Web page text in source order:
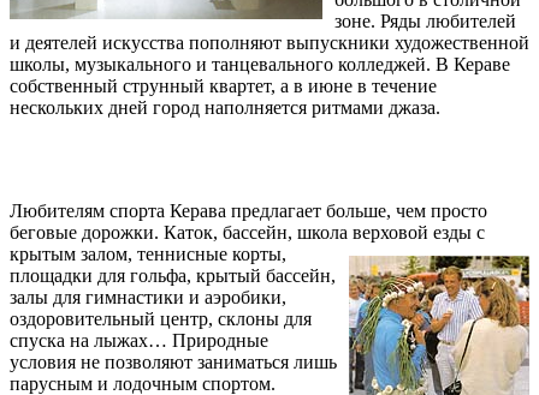
зоне. Ряды любителей
и деятелей искусства пополняют выпускники художественной
школы, музыкального и танцевального колледжей. В Кераве
собственный струнный квартет, а в июне в течение
нескольких дней город наполняется ритмами джаза.
Любителям спорта Керава предлагает больше, чем просто
беговые дорожки. Каток, бассейн, школа верховой езды с
крытым залом, теннисные корты,
площадки для гольфа, крытый бассейн,
залы для гимнастики и аэробики,
оздоровительный центр, склоны для
спуска на лыжах… Природные
условия не позволяют заниматься лишь
парусным и лодочным спортом.